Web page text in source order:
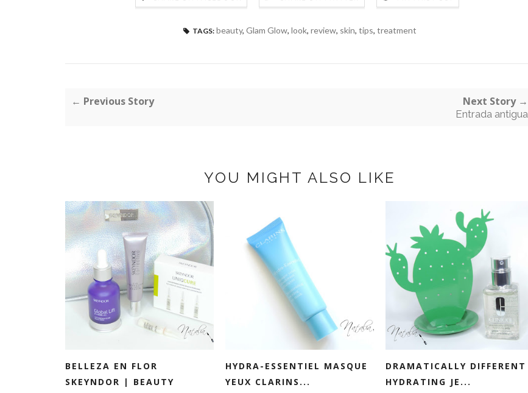
TAGS: beauty, Glam Glow, look, review, skin, tips, treatment
← Previous Story Next Story →
Entrada antigua
YOU MIGHT ALSO LIKE
BELLEZA EN FLOR
SKEYNDOR | BEAUTY
HYDRA-ESSENTIEL MASQUE
YEUX CLARINS...
DRAMATICALLY DIFFERENT
HYDRATING JE...